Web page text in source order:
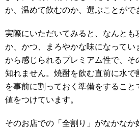
か、温めて飲むのか、選ぶことがで
実際にいただいてみると、なんとも
か、かつ、まろやかな味になってい
から感じられるプレミアム性で、そ
知れません。焼酎を飲む直前に水で
を事前に割っておく準備をすること
値をつけています。
そのお店での「全割り」がなかなか